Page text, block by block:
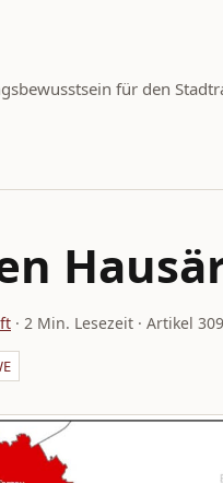
für den
· 2 Min. Lesezeit · Artikel